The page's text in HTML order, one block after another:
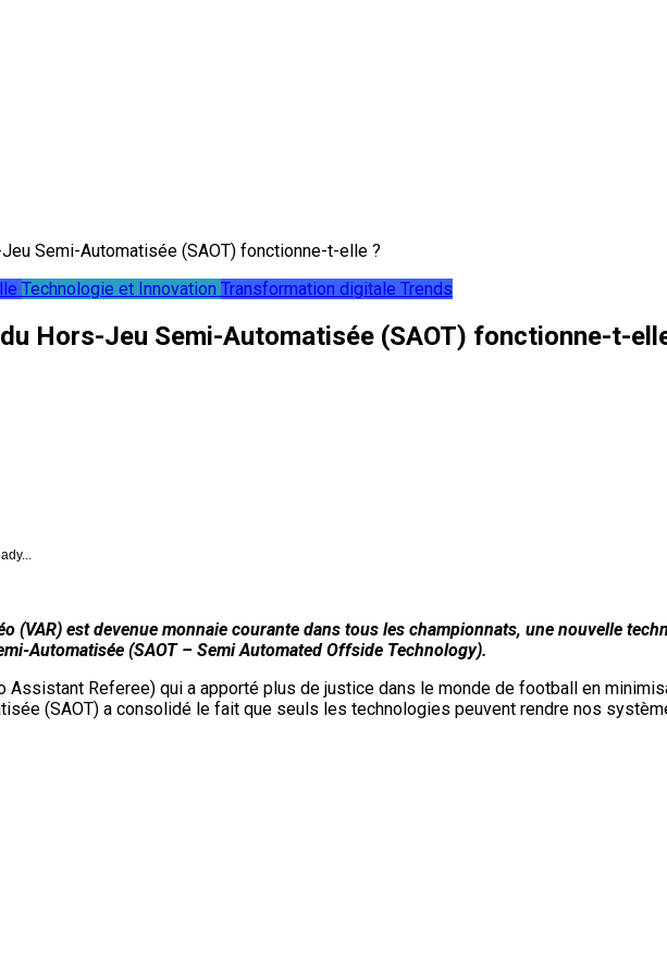
Semi-Automatisée (SAOT) fonctionne-t-elle ?
Technologie et Innovation Transformation digitale Trends
Hors-Jeu Semi-Automatisée (SAOT) fonctionne-t-
(VAR) est devenue monnaie courante dans tous les championnats, une nouvelle
Automatisée (SAOT – Semi Automated Offside Technology).
Assistant Referee) qui a apporté plus de justice dans le monde de football en
(SAOT) a consolidé le fait que seuls les technologies peuvent rendre nos